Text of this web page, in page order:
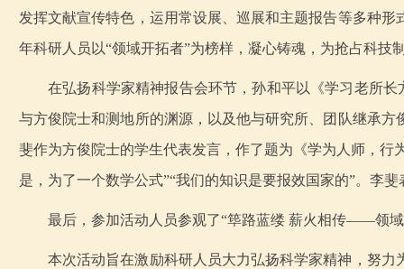
发挥文献宣传特色，运用常设展、巡展和主题报告等多种
年科研人员以“领域开拓者”为榜样，凝心铸魂，为抢占科
在弘扬科学家精神报告会环节，孙和平以《学习老所
与方俊院士和测地所的渊源，以及他与研究所、团队继承
斐作为方俊院士的学生代表发言，作了题为《学为人师，
是，为了一个数学公式”“我们的知识是要报效国家的”。李
最后，参加活动人员参观了“筚路蓝缕 薪火相传——领
本次活动旨在激励科研人员大力弘扬科学家精神，努